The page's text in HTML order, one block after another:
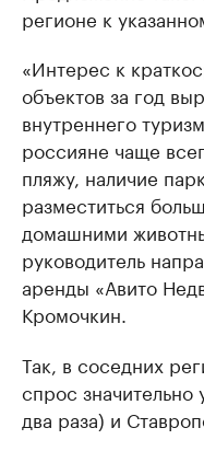
регионе к
«Интерес к
объектов за год
внутреннего
россияне чаще
пляжу, наличие
разместиться
домашними
руководитель
аренды «Авито
Кромочкин.
Так, в соседних
спрос значительно
два раза) и